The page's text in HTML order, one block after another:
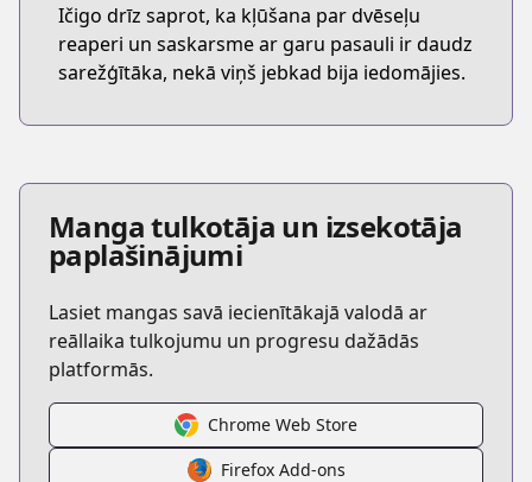
Ičigo drīz saprot, ka kļūšana par dvēseļu
reaperi un saskarsme ar garu pasauli ir daudz
sarežģītāka, nekā viņš jebkad bija iedomājies.
Manga tulkotāja un izsekotāja
paplašinājumi
Lasiet mangas savā iecienītākajā valodā ar
reāllaika tulkojumu un progresu dažādās
platformās.
Chrome Web Store
Firefox Add-ons